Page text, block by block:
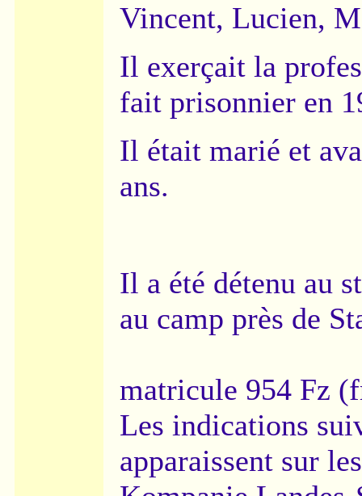
Vincent, Lucien,
Il exerçait la
fait prisonnier en
Il était marié et
ans.
Il a été détenu au
au camp près de
matricule 954 Fz
Les indications
apparaissent sur